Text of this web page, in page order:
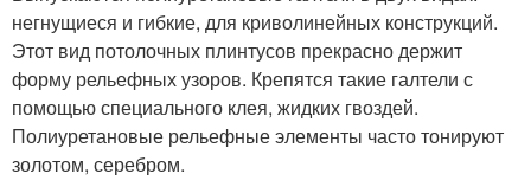
негнущиеся и гибкие, для криволинейных конструкций.
Этот вид потолочных плинтусов прекрасно держит
форму рельефных узоров. Крепятся такие галтели с
помощью специального клея, жидких гвоздей.
Полиуретановые рельефные элементы часто тонируют
золотом, серебром.